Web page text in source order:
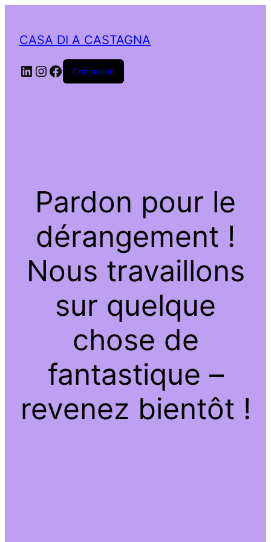
CASA DI A CASTAGNA
LinkedIn
Instagram
Facebook
Connexion
Pardon pour le
dérangement !
Nous travaillons
sur quelque
chose de
fantastique –
revenez bientôt !